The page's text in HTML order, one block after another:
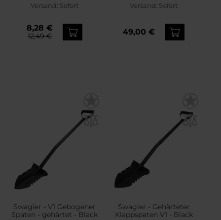
Versand: Sofort
8,28 €
12,49 €
Versand: Sofort
49,00 €
Swagier - V1 Gebogener
Spaten - gehärtet - Black
Swagier - Gehärteter
Klappspaten V1 - Black